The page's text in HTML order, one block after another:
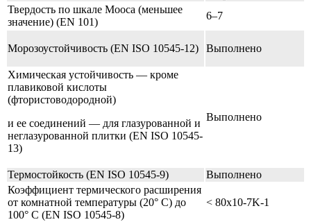
Твердость по шкале Мооса (меньшее
значение) (EN 101)
6–7
Морозоустойчивость (EN ISO 10545-12) Выполнено
Химическая устойчивость — кроме
плавиковой кислоты
(фтористоводородной)
и ее соединений — для глазурованной и
неглазурованной плитки (EN ISO 10545-
13)
Выполнено
Термостойкость (EN ISO 10545-9)
Выполнено
Коэффициент термического расширения
от комнатной температуры (20° C) до
100° C (EN ISO 10545-8)
< 80x10-7K-1